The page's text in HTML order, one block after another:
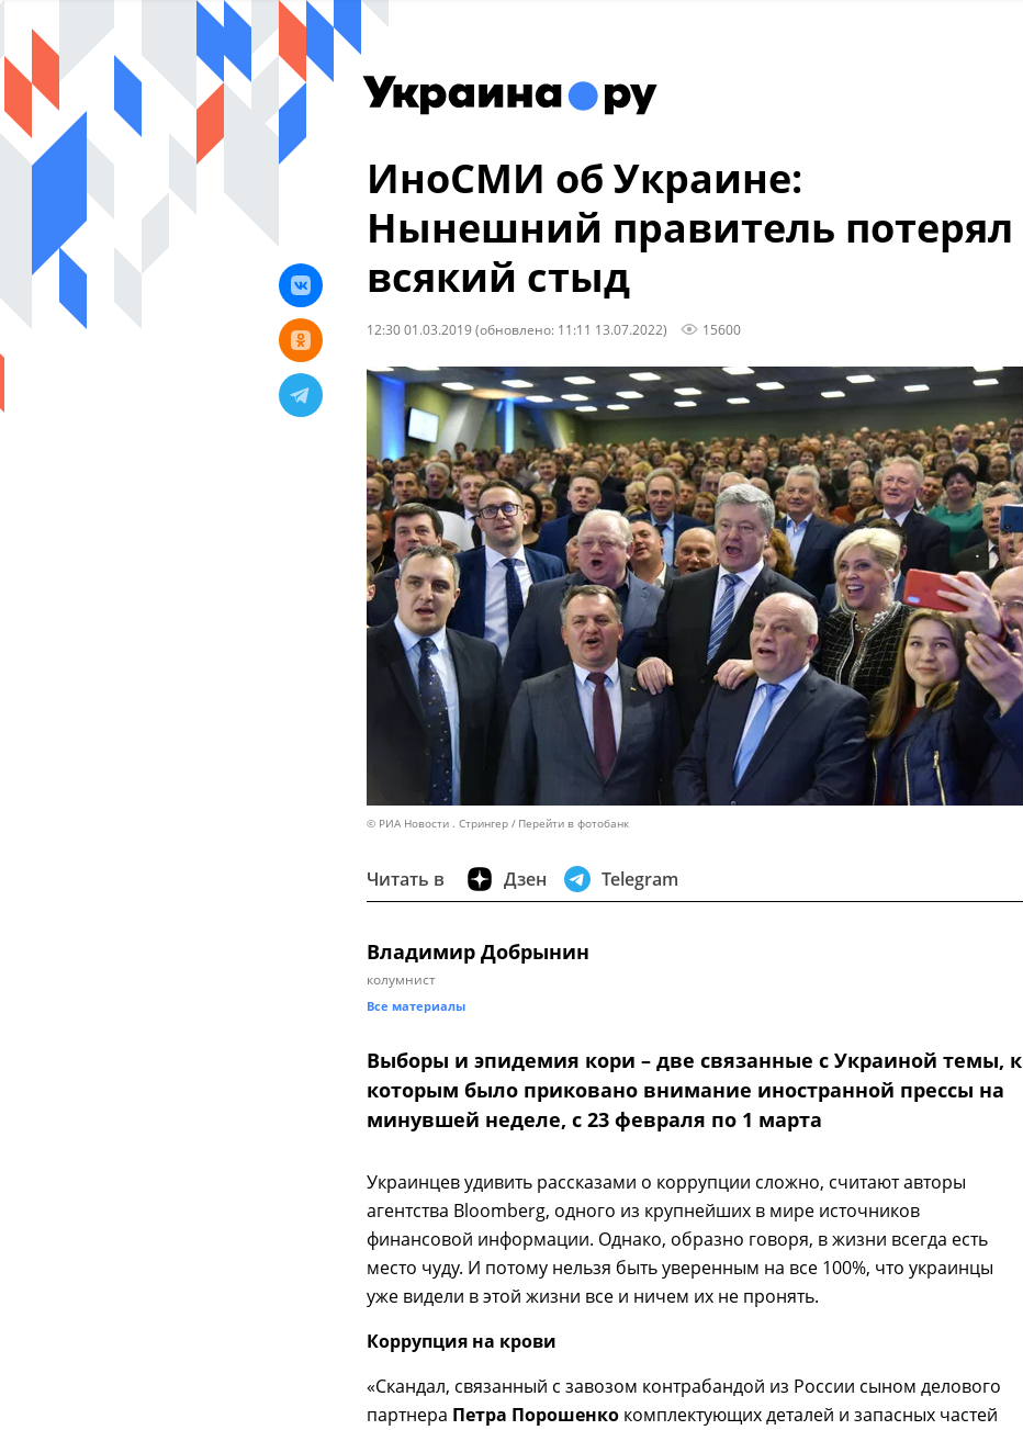
ИноСМИ об Украине:
Нынешний правитель потерял
всякий стыд
12:30 01.03.2019(обновлено: 11:11 13.07.2022) 15600
© РИА Новости . Стрингер Перейти в фотобанк
Читать в Дзен Telegram
Владимир Добрынин
колумнист
Все материалы
Выборы и эпидемия кори – две связанные с Украиной темы, к
которым было приковано внимание иностранной прессы на
минувшей неделе, с 23 февраля по 1 марта
Украинцев удивить рассказами о коррупции сложно, считают авторы
агентства Bloomberg, одного из крупнейших в мире источников
финансовой информации. Однако, образно говоря, в жизни всегда есть
место чуду. И потому нельзя быть уверенным на все 100%, что украинцы
уже видели в этой жизни все и ничем их не пронять.
Коррупция на крови
«Скандал, связанный с завозом контрабандой из России сыном делового
партнера Петра Порошенко комплектующих деталей и запасных частей